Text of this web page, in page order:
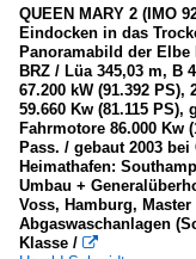
QUEEN MARY 2 (IMO
Eindocken in das
Panoramabild der Elbe
BRZ / Lüa 345,03 m, B
67.200 kW (91.392
59.660 Kw (81.115 PS),
Fahrmotore 86.000 Kw
Pass. / gebaut 2003
Heimathafen:
Umbau +
Voss, Hamburg,
Abgaswaschanlagen
Klasse / 